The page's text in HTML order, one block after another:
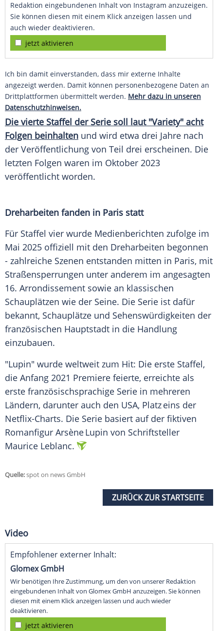
Redaktion eingebundenen Inhalt von Instagram anzuzeigen.
Sie können diesen mit einem Klick anzeigen lassen und
auch wieder deaktivieren.
jetzt aktivieren
Ich bin damit einverstanden, dass mir externe Inhalte
angezeigt werden. Damit können personenbezogene Daten an
Drittplattformen übermittelt werden. Mehr dazu in unseren
Datenschutzhinweisen.
Die vierte Staffel der Serie soll laut "Variety" acht
Folgen beinhalten und wird etwa drei Jahre nach
der Veröffentlichung von Teil drei erscheinen. Die
letzten Folgen waren im Oktober 2023
veröffentlicht worden.
Dreharbeiten fanden in Paris statt
Für Staffel vier wurde Medienberichten zufolge im
Mai 2025 offiziell mit den Dreharbeiten begonnen
- zahlreiche Szenen entstanden mitten in Paris, mit
Straßensperrungen unter anderem im angesagten
16. Arrondissement sowie an klassischen
Schauplätzen wie der Seine. Die Serie ist dafür
bekannt, Schauplätze und Sehenswürdigkeiten der
französischen Hauptstadt in die Handlung
einzubauen.
"Lupin" wurde weltweit zum Hit: Die erste Staffel,
die Anfang 2021 Premiere feierte, erreichte als
erste französischsprachige Serie in mehreren
Ländern, darunter auch den USA, Platz eins der
Netflix-Charts. Die Serie basiert auf der fiktiven
Romanfigur Arsène Lupin von Schriftsteller
Maurice Leblanc.
Quelle:spot on news GmbH
ZURÜCK ZUR STARTSEITE
Video
Empfohlener externer Inhalt:
Glomex GmbH
Wir benötigen Ihre Zustimmung, um den von unserer Redaktion
eingebundenen Inhalt von Glomex GmbH anzuzeigen. Sie können
diesen mit einem Klick anzeigen lassen und auch wieder
deaktivieren.
jetzt aktivieren